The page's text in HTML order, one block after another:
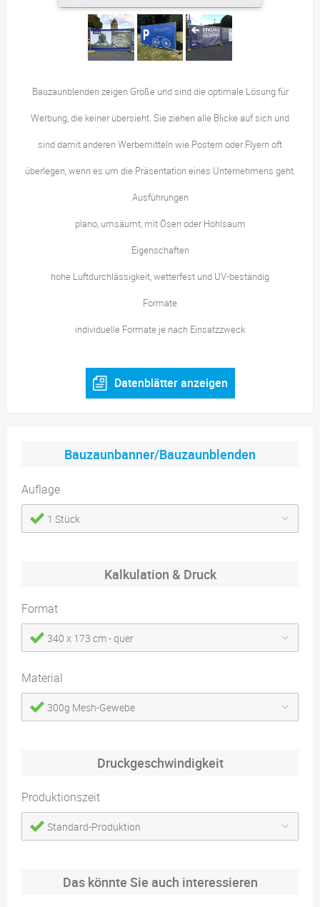
Bauzaunblenden zeigen Größe und sind die optimale Lösung für
Werbung, die keiner übersieht. Sie ziehen alle Blicke auf sich und
sind damit anderen Werbemitteln wie Postern oder Flyern oft
überlegen, wenn es um die Präsentation eines Unternehmens geht.
Ausführungen
plano, umsäumt, mit Ösen oder Hohlsaum
Eigenschaften
hohe Luftdurchlässigkeit, wetterfest und UV-beständig
Formate
individuelle Formate je nach Einsatzzweck
Datenblätter anzeigen
Bauzaunbanner/Bauzaunblenden
Auflage
1 Stück
Kalkulation & Druck
Format
340 x 173 cm - quer
Material
300g Mesh-Gewebe
Druckgeschwindigkeit
Produktionszeit
Standard-Produktion
Das könnte Sie auch interessieren